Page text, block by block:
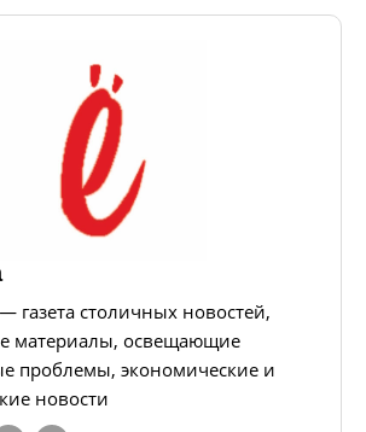
газета столичных новостей,
материалы, освещающие
проблемы, экономические и
новости